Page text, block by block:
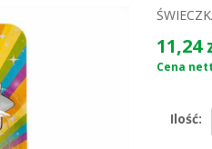
11,24
Cena
Ilość: